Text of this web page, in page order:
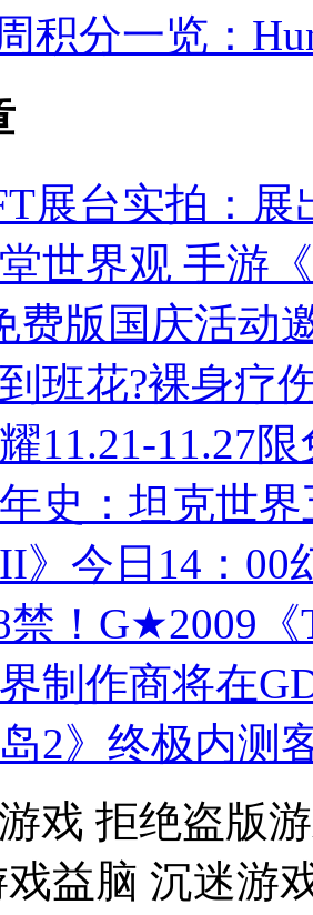
积分一览：
展台实拍：
世界观 手游
费版国庆活动
班花?裸身疗
11.21-11.27
史：坦克世
II》今日14：
禁！G★2009
制作商将在
岛2》终极内测
戏 拒绝盗版
益脑 沉迷游